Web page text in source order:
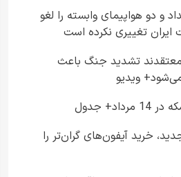
و دو هواپیمای وابسته را لغو
تغییری نکرده است
تشدید جنگ باعث
ویدیو
جدول
خرید آیفون‌های گران‌تر را